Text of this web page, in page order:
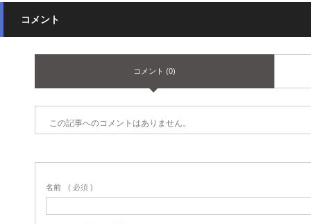
コメント
コメント (0)
この記事へのコメントはありません。
名前 ( 必須 )